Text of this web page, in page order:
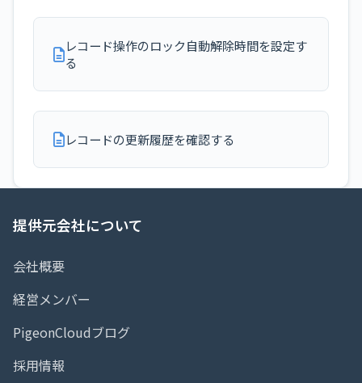
レコード操作のロック自動解除時間を設定す
る
レコードの更新履歴を確認する
提供元会社について
会社概要
経営メンバー
PigeonCloudブログ
採用情報